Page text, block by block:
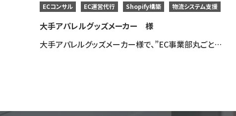
大手アパレルグッズメーカー 様
ECコンサル EC運営代行 Shopify構築 物流システム支援
大手アパレルグッズメーカー様で、”EC事業部丸ごとサービス”を導入いただき、ECサイト制作・運営・物流システム構築を一貫して対応させていただきました。